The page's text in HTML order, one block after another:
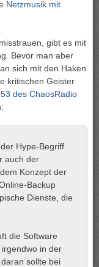
Netzmusik mit
gibt es mit
Bevor man aber
sich mit den Haken
kritischen Geister
des ChaosRadio
Hype-Begriff
auch der
Konzept der
Backup
Dienste, die
die Software
irgendwo in der
sollte bei